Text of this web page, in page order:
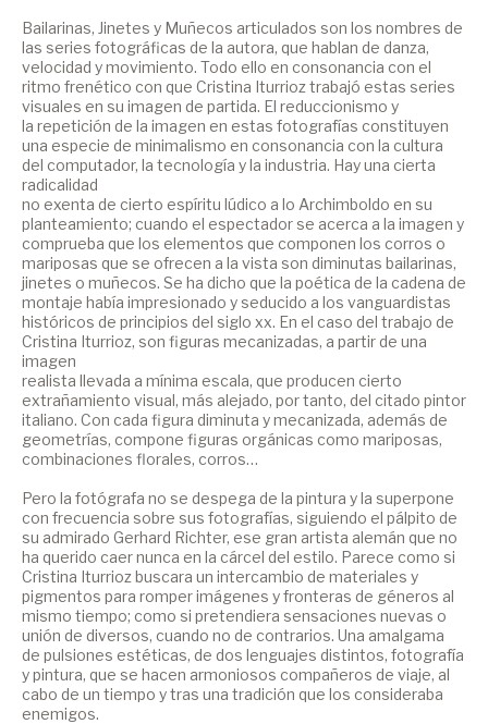
Bailarinas, Jinetes y Muñecos articulados son los nombres de
las series fotográficas de la autora, que hablan de danza,
velocidad y movimiento. Todo ello en consonancia con el
ritmo frenético con que Cristina Iturrioz trabajó estas series
visuales en su imagen de partida. El reduccionismo y
la repetición de la imagen en estas fotografías constituyen
una especie de minimalismo en consonancia con la cultura
del computador, la tecnología y la industria. Hay una cierta
radicalidad
no exenta de cierto espíritu lúdico a lo Archimboldo en su
planteamiento; cuando el espectador se acerca a la imagen y
comprueba que los elementos que componen los corros o
mariposas que se ofrecen a la vista son diminutas bailarinas,
jinetes o muñecos. Se ha dicho que la poética de la cadena de
montaje había impresionado y seducido a los vanguardistas
históricos de principios del siglo xx. En el caso del trabajo de
Cristina Iturrioz, son figuras mecanizadas, a partir de una
imagen
realista llevada a mínima escala, que producen cierto
extrañamiento visual, más alejado, por tanto, del citado pintor
italiano. Con cada figura diminuta y mecanizada, además de
geometrías, compone figuras orgánicas como mariposas,
combinaciones florales, corros…
Pero la fotógrafa no se despega de la pintura y la superpone
con frecuencia sobre sus fotografías, siguiendo el pálpito de
su admirado Gerhard Richter, ese gran artista alemán que no
ha querido caer nunca en la cárcel del estilo. Parece como si
Cristina Iturrioz buscara un intercambio de materiales y
pigmentos para romper imágenes y fronteras de géneros al
mismo tiempo; como si pretendiera sensaciones nuevas o
unión de diversos, cuando no de contrarios. Una amalgama
de pulsiones estéticas, de dos lenguajes distintos, fotografía
y pintura, que se hacen armoniosos compañeros de viaje, al
cabo de un tiempo y tras una tradición que los consideraba
enemigos.